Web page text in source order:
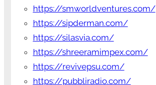
https://smworldventures.com/
https://sipderman.com/
https://silasvia.com/
https://shreeramimpex.com/
https://revivepsu.com/
https://pubbliradio.com/